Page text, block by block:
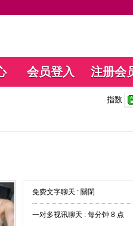
会员登入 注册会
指数
免费文字聊天 : 關閉
一对多视讯聊天 : 每分钟 8 点